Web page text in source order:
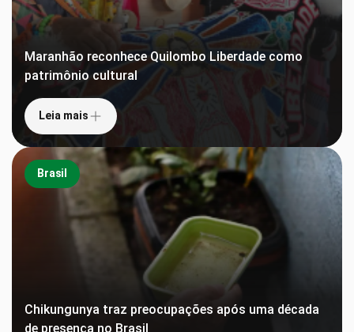
Maranhão reconhece Quilombo Liberdade como
patrimônio cultural
Leia mais
Brasil
Chikungunya traz preocupações após uma década
de presença no Brasil